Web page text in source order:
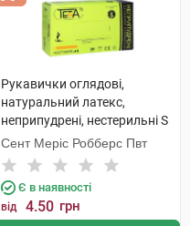
Рукавички оглядові,
натуральний латекс,
неприпудрені, нестерильні S
1 пара
Сент Меріс Робберс Пвт
Є в наявності
від 4.50 грн